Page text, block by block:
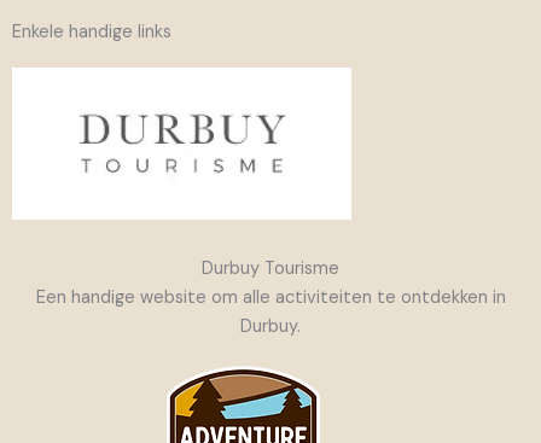
Enkele handige links
Durbuy Tourisme
Een handige website om alle activiteiten te ontdekken in
Durbuy.